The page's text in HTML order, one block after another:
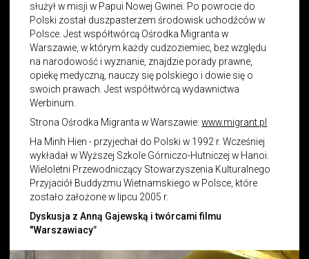
służył w misji w Papui Nowej Gwinei. Po powrocie do
Polski został duszpasterzem środowisk uchodźców w
Polsce. Jest współtwórcą Ośrodka Migranta w
Warszawie, w którym każdy cudzoziemiec, bez względu
na narodowość i wyznanie, znajdzie porady prawne,
opiekę medyczną, nauczy się polskiego i dowie się o
swoich prawach. Jest współtwórcą wydawnictwa
Werbinum.
Strona Ośrodka Migranta w Warszawie:www.migrant.pl
Ha Minh Hien - przyjechał do Polski w 1992 r. Wcześniej
wykładał w Wyższej Szkole Górniczo-Hutniczej w Hanoi.
Wieloletni Przewodniczący Stowarzyszenia Kulturalnego
Przyjaciół Buddyzmu Wietnamskiego w Polsce, które
zostało założone w lipcu 2005 r.
Dyskusja z Anną Gajewską i twórcami filmu
"Warszawiacy"